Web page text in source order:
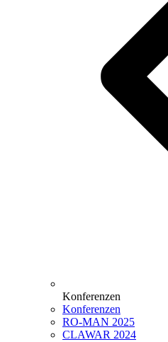
Konferenzen
Konferenzen
RO-MAN 2025
CLAWAR 2024